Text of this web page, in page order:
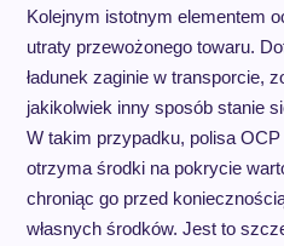
Kolejnym istotnym elementem
utraty przewożonego towaru.
ładunek zaginie w transporcie,
jakikolwiek inny sposób stanie
W takim przypadku, polisa
otrzyma środki na pokrycie
chroniąc go przed
własnych środków. Jest to